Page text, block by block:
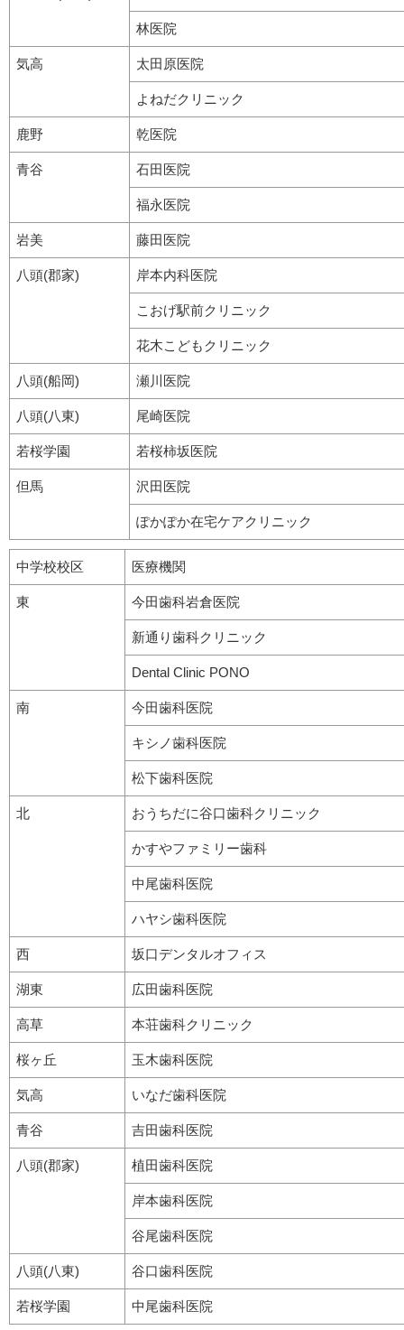
林医院
気高 太田原医院
よねだクリニック
鹿野 乾医院
青谷 石田医院
福永医院
岩美 藤田医院
八頭(郡家) 岸本内科医院
こおげ駅前クリニック
花木こどもクリニック
八頭(船岡) 瀬川医院
八頭(八東) 尾崎医院
若桜学園 若桜柿坂医院
但馬 沢田医院
ぽかぽか在宅ケアクリニック
中学校校区 医療機関
東 今田歯科岩倉医院
新通り歯科クリニック
Dental Clinic PONO
南 今田歯科医院
キシノ歯科医院
松下歯科医院
北 おうちだに谷口歯科クリニック
かすやファミリー歯科
中尾歯科医院
ハヤシ歯科医院
西 坂口デンタルオフィス
湖東 広田歯科医院
高草 本荘歯科クリニック
桜ヶ丘 玉木歯科医院
気高 いなだ歯科医院
青谷 吉田歯科医院
八頭(郡家) 植田歯科医院
岸本歯科医院
谷尾歯科医院
八頭(八東) 谷口歯科医院
若桜学園 中尾歯科医院